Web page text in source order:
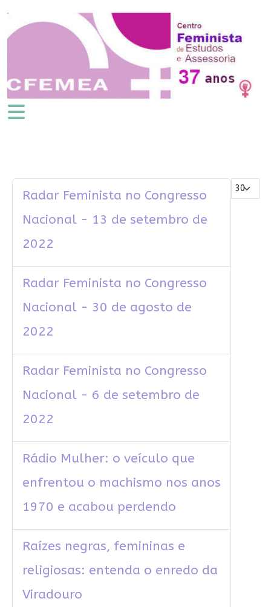
Mostrar #
Radar Feminista no Congresso
Nacional - 13 de setembro de
2022
Radar Feminista no Congresso
Nacional - 30 de agosto de
2022
Radar Feminista no Congresso
Nacional - 6 de setembro de
2022
Rádio Mulher: o veículo que
enfrentou o machismo nos anos
1970 e acabou perdendo
Raízes negras, femininas e
religiosas: entenda o enredo da
Viradouro